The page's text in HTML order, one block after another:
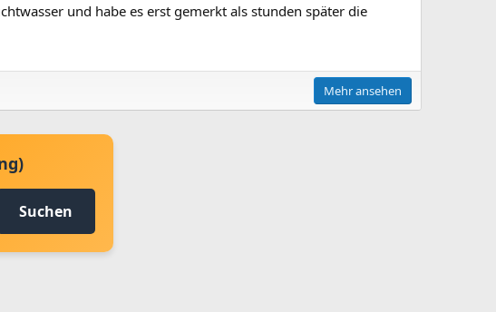
und habe es erst gemerkt als stunden später die
Mehr ansehen
Suchen